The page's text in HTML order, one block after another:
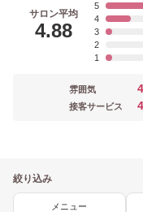
サロン平均
4.88
5
4
3
2
1
雰囲気
接客サービス
絞り込み
メニュー